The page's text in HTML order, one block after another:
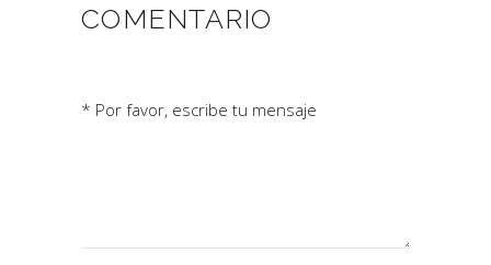
COMENTARIO